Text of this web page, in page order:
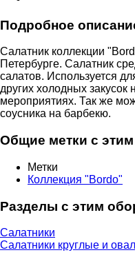
Подробное
Салатник коллекции
Петербурге. Салатник
салатов. Используется
других холодных закусок
мероприятиях. Так же
соусника на барбекю.
Общие метки с
Метки
Коллекция "Bordo"
Разделы с этим
Салатники
Салатники круглые и